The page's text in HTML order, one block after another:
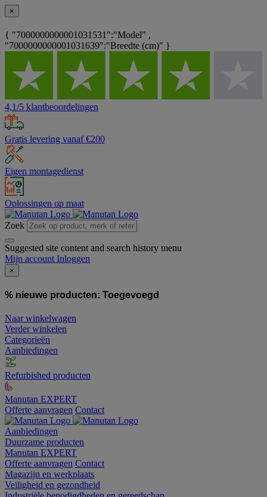
×
{ "7000000000001031531":"Model" ,
"7000000000001031639":"Breedte (cm)" }
4,1/5 klantbeoordelingen
Gratis levering vanaf €200
Eigen montagedienst
Oplossingen op maat
Zoek
Suggested site content and search history menu
Mijn account Inloggen
×
% nieuwe producten: Toegevoegd
Naar winkelwagen
Verder winkelen
Categorieën
Aanbiedingen
Refurbished producten
Manutan EXPERT
Offerte aanvragen Contact
Aanbiedingen
Duurzame producten
Manutan EXPERT
Offerte aanvragen Contact
Magazijn en werkplaats
Veiligheid en gezondheid